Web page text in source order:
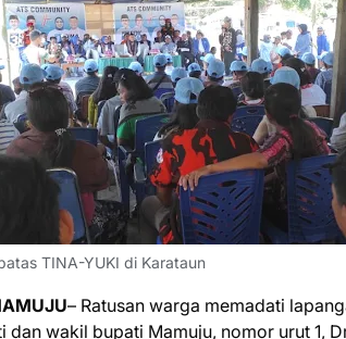
TINA-YUKI di Karataun
– Ratusan warga memadati
wakil bupati Mamuju, nomor urut 1,